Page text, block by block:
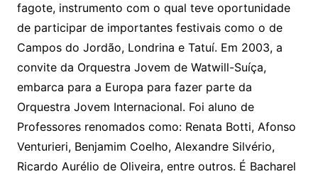
fagote, instrumento com o qual teve oportunidade
de participar de importantes festivais como o de
Campos do Jordão, Londrina e Tatuí. Em 2003, a
convite da Orquestra Jovem de Watwill-Suíça,
embarca para a Europa para fazer parte da
Orquestra Jovem Internacional. Foi aluno de
Professores renomados como: Renata Botti, Afonso
Venturieri, Benjamim Coelho, Alexandre Silvério,
Ricardo Aurélio de Oliveira, entre outros. É Bacharel